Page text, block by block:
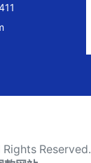
Reserved.